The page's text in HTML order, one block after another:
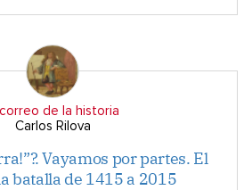
correo de la historia
Carlos Rilova
Vayamos por partes. El
batalla de 1415 a 2015